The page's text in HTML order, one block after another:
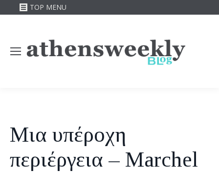
TOP MENU
Μια υπέροχη
περιέργεια – Marchel